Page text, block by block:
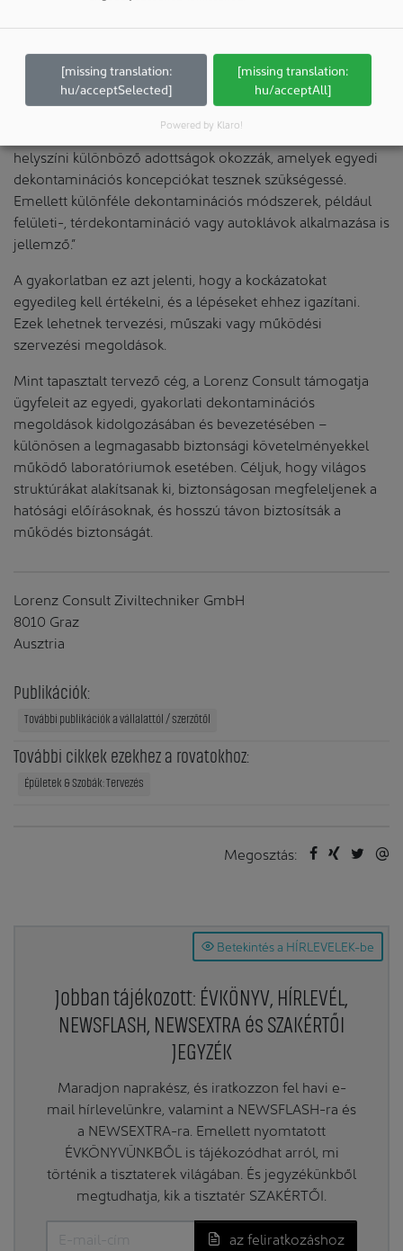
„Annak érdekében, hogy hosszú távon is biztosított legyen
elengedhetetlen egy megfelelő dekontaminációs
koncepció” – magyarázza dr. Georg Dallasera, a Lorenz
Consult tisztahelyiségek, kórházi, ipari és acélépítmények
főtervezője. „A kihívásokat a speciális követelmények és a
helyszíni különböző adottságok okozzák, amelyek egyedi
dekontaminációs koncepciókat tesznek szükségessé.
Emellett különféle dekontaminációs módszerek, például
felületi-, térdekontamináció vagy autoklávok alkalmazása is
jellemző.”
A gyakorlatban ez azt jelenti, hogy a kockázatokat
egyedileg kell értékelni, és a lépéseket ehhez igazítani.
Ezek lehetnek tervezési, műszaki vagy működési
szervezési megoldások.
Mint tapasztalt tervező cég, a Lorenz Consult támogatja
ügyfeleit az egyedi, gyakorlati dekontaminációs
megoldások kidolgozásában és bevezetésében –
különösen a legmagasabb biztonsági követelményekkel
működő laboratóriumok esetében. Céljuk, hogy világos
struktúrákat alakítsanak ki, biztonságosan megfeleljenek a
hatósági előírásoknak, és hosszú távon biztosítsák a
működés biztonságát.
Lorenz Consult Ziviltechniker GmbH
8010 Graz
Ausztria
Publikációk:
További publikációk a vállalattól / szerzőtől
További cikkek ezekhez a rovatokhoz:
Épületek & Szobák: Tervezés
Megosztás:
Betekintés a HÍRLEVELEK-be
Jobban tájékozott: ÉVKÖNYV, HÍRLEVÉL,
NEWSFLASH, NEWSEXTRA és SZAKÉRTŐI
JEGYZÉK
Maradjon naprakész, és iratkozzon fel havi e-
mail hírlevelünkre, valamint a NEWSFLASH-ra és
a NEWSEXTRA-ra. Emellett nyomtatott
ÉVKÖNYVÜNKBŐL is tájékozódhat arról, mi
történik a tisztaterek világában. És jegyzékünkből
megtudhatja, kik a tisztatér SZAKÉRTŐI.
az feliratkozáshoz
[missing translation:
hu/acceptSelected]
[missing translation:
hu/acceptAll]
Powered by Klaro!